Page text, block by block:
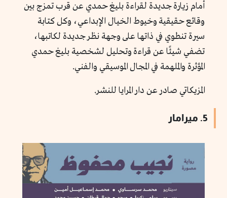
أمام زيارة جديدة لقراءة بليغ حمدي عن قرب تمزج بين
وقائع حقيقية وخيوط الخيال الإبداعي، وكل كتابة
سيرة تنطوي في ذاتها على وجهة نظر جديدة لكاتبها،
تضفي شيئًا عن قراءة وتحليل لشخصية بليغ حمدي
المؤثرة والملهمة في المجال الموسيقي والفني.
المزيكاتي صادر عن دار المرايا للنشر.
5. ميرامار